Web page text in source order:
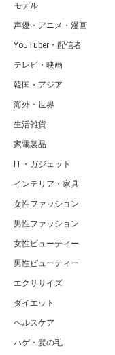
モデル
声優・アニメ・漫画
YouTuber・配信者
テレビ・映画
韓国・アジア
海外・世界
生活雑貨
家電製品
IT・ガジェット
インテリア・家具
女性ファッション
男性ファッション
女性ビューティー
男性ビューティー
エクササイズ
ダイエット
ヘルスケア
ハゲ・髪の毛